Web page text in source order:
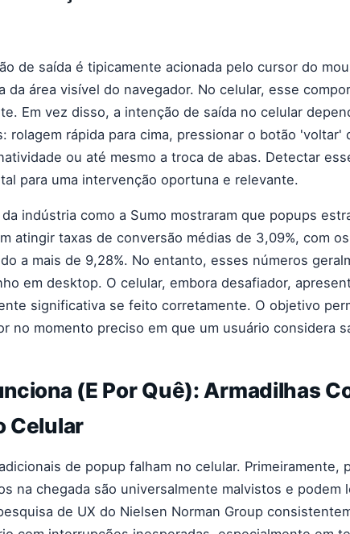
de saída é tipicamente acionada pelo cursor do
da área visível do navegador. No celular, esse
Em vez disso, a intenção de saída no celular
rolagem rápida para cima, pressionar o botão 'voltar'
ou até mesmo a troca de abas. Detectar
para uma intervenção oportuna e relevante.
indústria como a Sumo mostraram que popups
atingir taxas de conversão médias de 3,09%, com
a mais de 9,28%. No entanto, esses números
em desktop. O celular, embora desafiador,
significativa se feito corretamente. O objetivo
no momento preciso em que um usuário considera
(E Por Quê): Armadilhas
Celular
de popup falham no celular. Primeiramente,
na chegada são universalmente malvistos e podem
de UX do Nielsen Norman Group